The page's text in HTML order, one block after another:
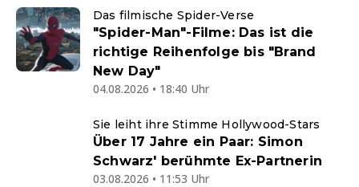
Das filmische Spider-Verse
"Spider-Man"-Filme: Das ist die
richtige Reihenfolge bis "Brand
New Day"
04.08.2026 • 18:40 Uhr
Sie leiht ihre Stimme Hollywood-Stars
Über 17 Jahre ein Paar: Simon
Schwarz' berühmte Ex-Partnerin
03.08.2026 • 11:53 Uhr